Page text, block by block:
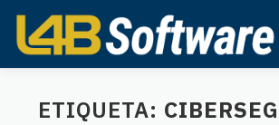
contenido
PRODUCTOS INDUSTRIAS
ETIQUETA: